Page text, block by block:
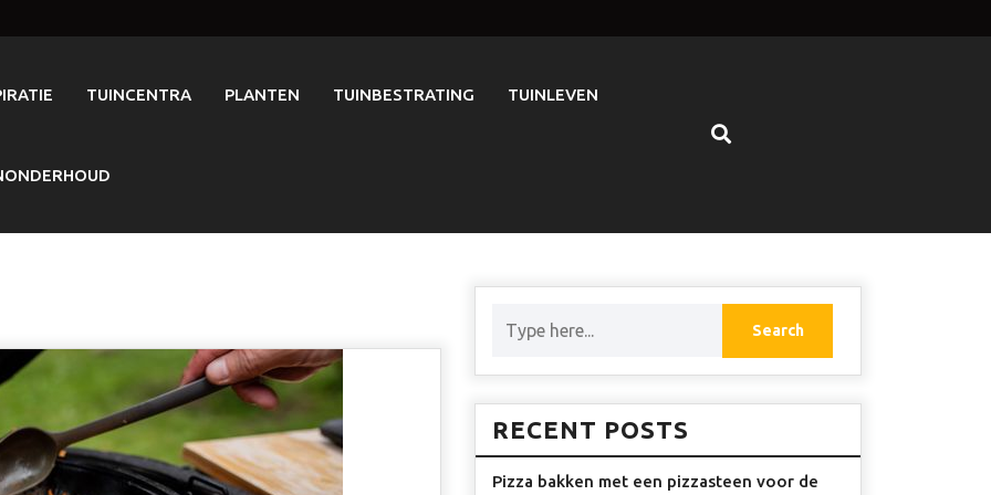
TUINCENTRA PLANTEN TUINBESTRATING TUINLEVEN
RECENT POSTS
Pizza bakken met een pizzasteen voor de